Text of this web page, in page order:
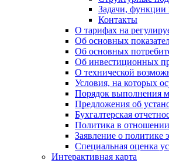
Задачи, функции
Контакты
О тарифах на
Об основных
Об основных
Об инвестиционных
О технической
Условия, на которых
Порядок выполнения
Предложения об
Бухгалтерская
Политика в
Заявление о
Специальная оценка
Интерактивная карта